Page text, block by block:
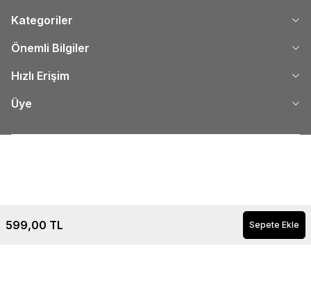
599,00 TL Sepete Ekle
Kategoriler
Önemli Bilgiler
Hızlı Erişim
Üye